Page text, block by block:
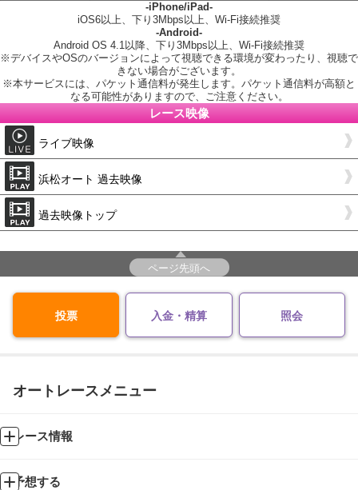
-iPhone/iPad-
iOS6以上、下り3Mbps以上、Wi-Fi接続推奨
-Android-
Android OS 4.1以降、下り3Mbps以上、Wi-Fi接続推奨
※デバイスやOSのバージョンによって視聴できる環境が変わったり、視聴で
きない場合がございます。
※本サービスには、パケット通信料が発生します。パケット通信料が高額と
なる可能性がありますので、ご注意ください。
レース映像
ライブ映像
浜松オート 過去映像
過去映像トップ
ページ先頭へ
投票 入金・精算 照会
オートレースメニュー
レース情報
予想する